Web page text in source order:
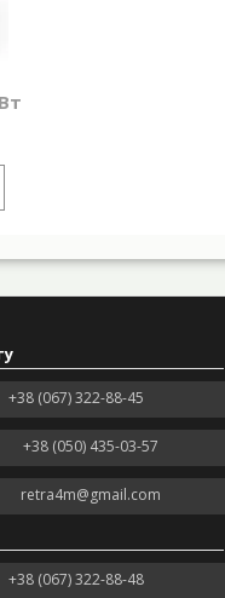
+38 (067) 322-88-45
+38 (050) 435-03-57
retra4m@gmail.com
+38 (067) 322-88-48